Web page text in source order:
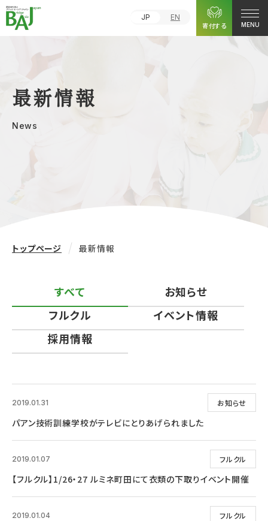
JP
EN
寄付する
MENU
最新情報
News
トップページ 最新情報
すべて
お知らせ
フルクル
イベント情報
採用情報
お知らせ
2019.01.31
パアン技術訓練学校がテレビにとりあげられました
フルクル
2019.01.07
【フルクル】1/26・27 ルミネ町田にて衣類の下取りイベント開催
フルクル
2019.01.04